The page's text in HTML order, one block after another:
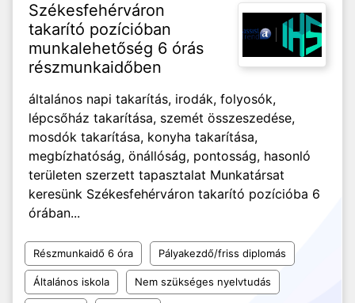
Székesfehérváron
takarító pozícióban
munkalehetőség 6 órás
részmunkaidőben
általános napi takarítás, irodák, folyosók,
lépcsőház takarítása, szemét összeszedése,
mosdók takarítása, konyha takarítása,
megbízhatóság, önállóság, pontosság, hasonló
területen szerzett tapasztalat Munkatársat
keresünk Székesfehérváron takarító pozícióba 6
órában...
Részmunkaidő 6 óra Pályakezdő/friss diplomás
Általános iskola Nem szükséges nyelvtudás